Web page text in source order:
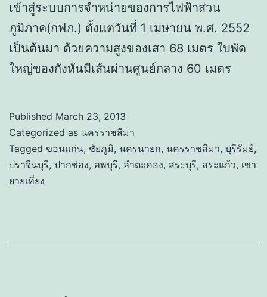
เข้าสู่ระบบการจำหน่ายของการไฟฟ้าส่วน
ภูมิภาค(กฟภ.) ตั้งแต่วันที่ 1 เมษายน พ.ศ. 2552
เป็นต้นมา ด้วยความสูงของเสา 68 เมตร ใบพัด
ใหญ่ของกังหันมีเส้นผ่านศูนย์กลาง 60 เมตร
Published March 23, 2013
Categorized as นครราชสีมา
Tagged ขอนแก่น, ชัยภูมิ, นครนายก, นครราชสีมา, บุรีรัมย์,
ปราจีนบุรี, ปากช่อง, ลพบุรี, ลำตะคอง, สระบุรี, สระแก้ว, เขา
ยายเที่ยง